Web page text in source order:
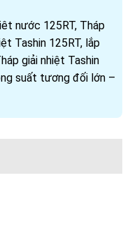
nước 125RT, Tháp
Tashin 125RT, lắp
giải nhiệt Tashin
suất tương đối lớn –